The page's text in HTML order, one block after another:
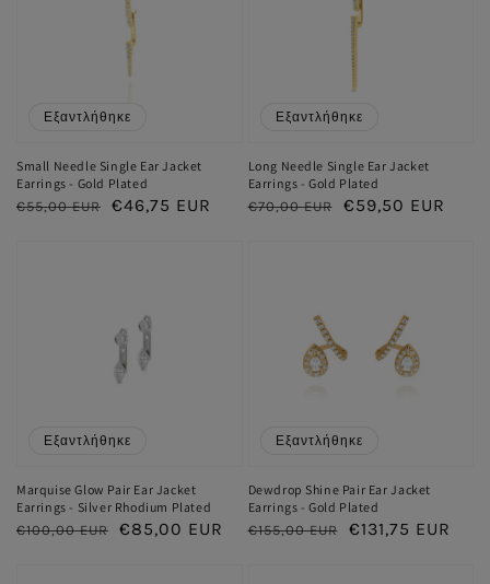
Small Needle Single Ear Jacket
Earrings - Gold Plated
Κανονική
€55,00 EUR
Τιμή
€46,75 EUR
Εξαντλήθηκε
Long Needle Single Ear Jacket
Earrings - Gold Plated
Κανονική
€70,00 EUR
Τιμή
€59,50 EUR
Εξαντλήθηκε
Marquise Glow Pair Ear Jacket
Earrings - Silver Rhodium Plated
Κανονική
€100,00 EUR
Τιμή
€85,00 EUR
Εξαντλήθηκε
Dewdrop Shine Pair Ear Jacket
Earrings - Gold Plated
Κανονική
€155,00 EUR
Τιμή
€131,75 EUR
Εξαντλήθηκε